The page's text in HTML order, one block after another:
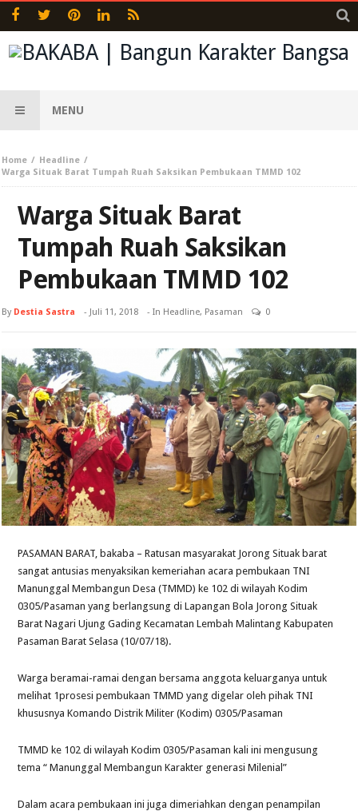
MENU
Home
Headline
Warga Situak Barat Tumpah Ruah Saksikan Pembukaan TMMD 102
Warga Situak Barat
Tumpah Ruah Saksikan
Pembukaan TMMD 102
By Destia Sastra - Juli 11, 2018 - In Headline, Pasaman 0
PASAMAN BARAT, bakaba – Ratusan masyarakat Jorong Situak barat
sangat antusias menyaksikan kemeriahan acara pembukaan TNI
Manunggal Membangun Desa (TMMD) ke 102 di wilayah Kodim
0305/Pasaman yang berlangsung di Lapangan Bola Jorong Situak
Barat Nagari Ujung Gading Kecamatan Lembah Malintang Kabupaten
Pasaman Barat Selasa (10/07/18).
Warga beramai-ramai dengan bersama anggota keluarganya untuk
melihat 1prosesi pembukaan TMMD yang digelar oleh pihak TNI
khususnya Komando Distrik Militer (Kodim) 0305/Pasaman
TMMD ke 102 di wilayah Kodim 0305/Pasaman kali ini mengusung
tema “ Manunggal Membangun Karakter generasi Milenial”
Dalam acara pembukaan ini juga dimeriahkan dengan penampilan